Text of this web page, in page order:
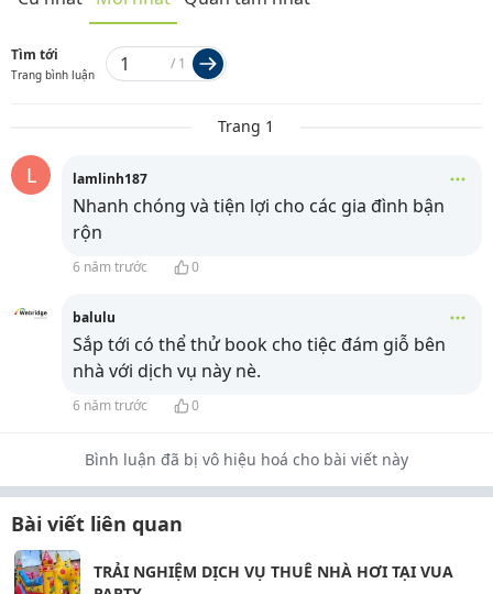
Tìm tới
Trang bình luận
/ 1
Trang 1
L lamlinh187
Nhanh chóng và tiện lợi cho các gia đình bận
rộn
6 năm trước 0
balulu
Sắp tới có thể thử book cho tiệc đám giỗ bên
nhà với dịch vụ này nè.
6 năm trước 0
Bình luận đã bị vô hiệu hoá cho bài viết này
Bài viết liên quan
TRẢI NGHIỆM DỊCH VỤ THUÊ NHÀ HƠI TẠI VUA